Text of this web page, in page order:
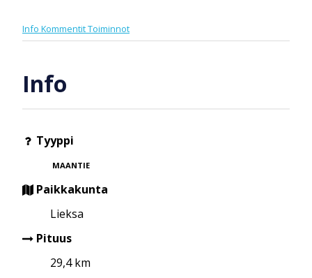
Info KommentitToiminnot
Info
Tyyppi
MAANTIE
Paikkakunta
Lieksa
Pituus
29,4 km